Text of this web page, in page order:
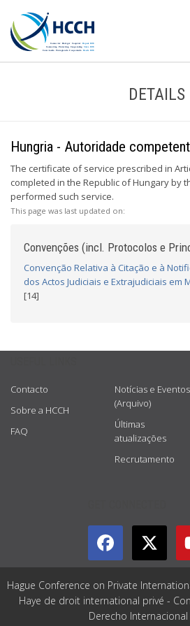
DETAILS
Hungria - Autoridade
The certificate of service prescribed in
completed in the Republic of Hungary by
performed such service.
This page was last updated on:
Convenções (incl. Protocolos e
Convenção Relativa à Citação e à
dos Actos Judiciais e Extrajudiciais em
[14]
Contacto
Sobre a HCCH
FAQ
Notícias e Eventos
(Arquivo)
Últimas
atualizações
Recrutamento
Hague Conference on Private
Haye de droit international privé -
Derecho Internacional